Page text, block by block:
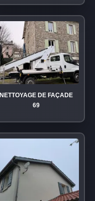
NETTOYAGE DE FAÇADE
69